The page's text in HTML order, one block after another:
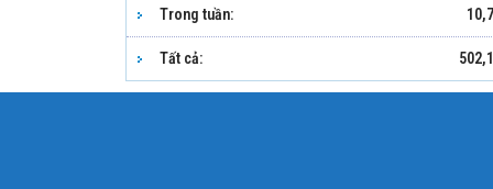
Trong tuần:
Tất cả: